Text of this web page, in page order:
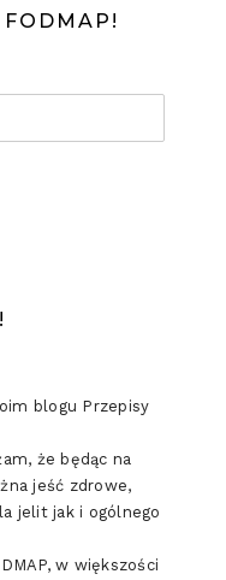
blogu Przepisy
że będąc na
jeść zdrowe,
jelit jak i ogólnego
w większości